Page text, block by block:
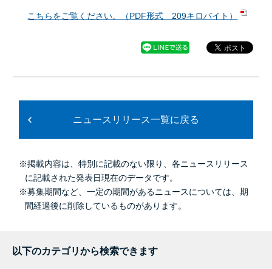
こちらをご覧ください。（PDF形式 209キロバイト）
ニュースリリース一覧に戻る
※掲載内容は、特別に記載のない限り、各ニュースリリース
に記載された発表日現在のデータです。
※募集期間など、一定の期間があるニュースについては、期
間経過後に削除しているものがあります。
以下のカテゴリから検索できます